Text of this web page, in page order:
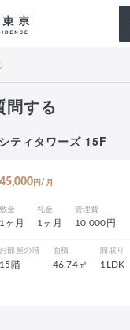
問する
ティタワーズ 15F
円/月
敷金
1ヶ月
礼金
1ヶ月
管理費
10,000円
お部屋の階
15階
面積
46.74㎡
間取り
1LDK